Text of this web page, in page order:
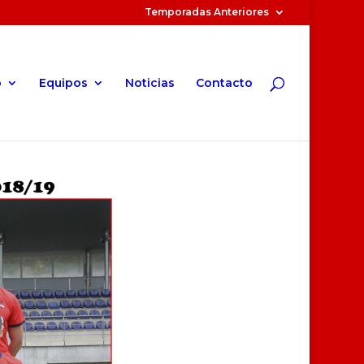
Temporadas Anteriores
Equipos Noticias Contacto